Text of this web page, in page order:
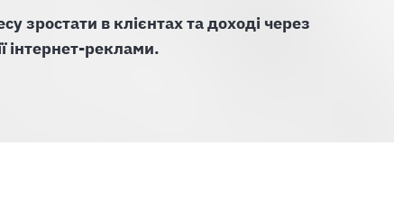
зростати в клієнтах та доході через
інтернет-реклами.